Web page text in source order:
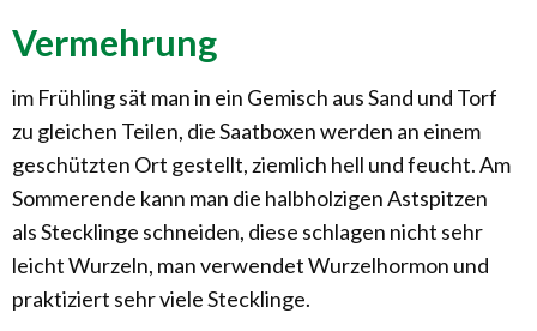
Vermehrung
im Frühling sät man in ein Gemisch aus Sand und Torf
zu gleichen Teilen, die Saatboxen werden an einem
geschützten Ort gestellt, ziemlich hell und feucht. Am
Sommerende kann man die halbholzigen Astspitzen
als Stecklinge schneiden, diese schlagen nicht sehr
leicht Wurzeln, man verwendet Wurzelhormon und
praktiziert sehr viele Stecklinge.